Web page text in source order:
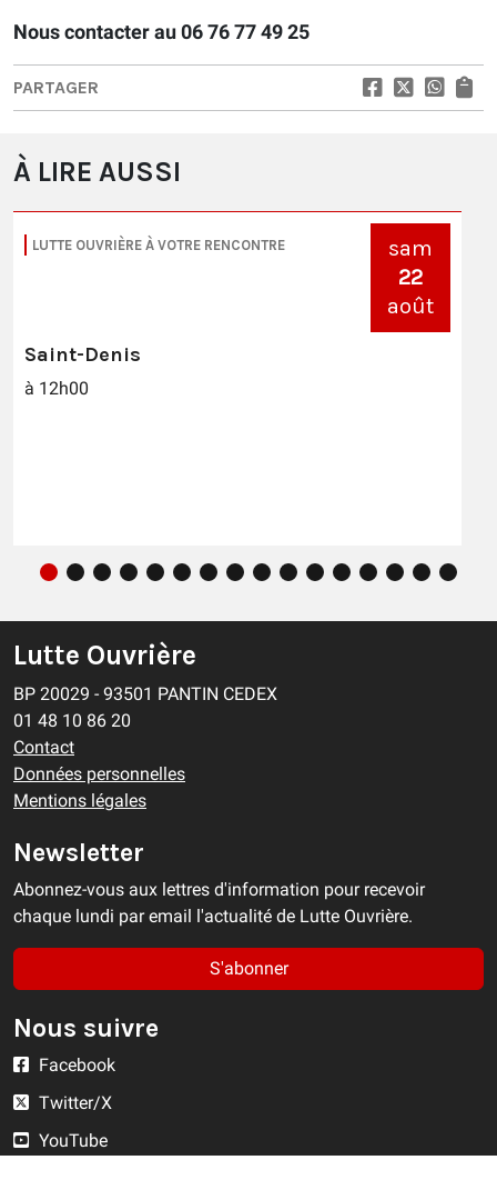
Nous contacter au 06 76 77 49 25
PARTAGER
À LIRE AUSSI
LUTTE OUVRIÈRE À VOTRE RENCONTRE
sam
22
août
Saint-Denis
à 12h00
Lutte Ouvrière
BP 20029 - 93501 PANTIN CEDEX
01 48 10 86 20
Contact
Données personnelles
Mentions légales
Newsletter
Abonnez-vous aux lettres d'information pour recevoir
chaque lundi par email l'actualité de Lutte Ouvrière.
S'abonner
Nous suivre
Facebook
Twitter/X
YouTube